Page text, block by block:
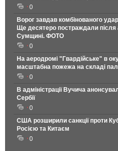
0
Ворог завдав комбінованого
Ще десятеро постраждали
Сумщині. ФОТО
0
На аеродромі "Гвардійське" в
масштабна пожежа на складі
0
В адміністрації Вучича
Сербії
0
США розширили санкції проти
Росією та Китаєм
0